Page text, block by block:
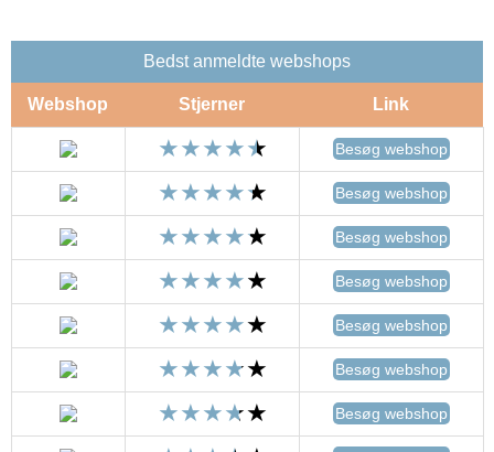
Bedst anmeldte webshops
Webshop Stjerner Link
Besøg webshop
Besøg webshop
Besøg webshop
Besøg webshop
Besøg webshop
Besøg webshop
Besøg webshop